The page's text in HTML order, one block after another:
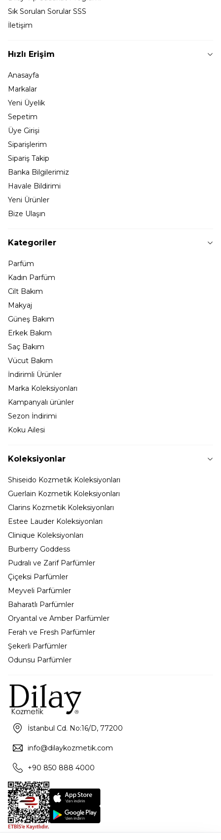
Sık Sorulan Sorular SSS
İletişim
Hızlı Erişim
Anasayfa
Markalar
Yeni Üyelik
Sepetim
Üye Girişi
Siparişlerim
Sipariş Takip
Banka Bilgilerimiz
Havale Bildirimi
Yeni Ürünler
Bize Ulaşın
Kategoriler
Parfüm
Kadın Parfüm
Cilt Bakım
Makyaj
Güneş Bakım
Erkek Bakım
Saç Bakım
Vücut Bakım
İndirimli Ürünler
Marka Koleksiyonları
Kampanyalı ürünler
Sezon İndirimi
Koku Ailesi
Koleksiyonlar
Shiseido Kozmetik Koleksiyonları
Guerlain Kozmetik Koleksiyonları
Clarins Kozmetik Koleksiyonları
Estee Lauder Koleksiyonları
Clinique Koleksiyonları
Burberry Goddess
Pudralı ve Zarif Parfümler
Çiçeksi Parfümler
Meyveli Parfümler
Baharatlı Parfümler
Oryantal ve Amber Parfümler
Ferah ve Fresh Parfümler
Şekerli Parfümler
Odunsu Parfümler
İstanbul Cd. No:16/D, 77200
info@dilaykozmetik.com
+90 850 888 4000